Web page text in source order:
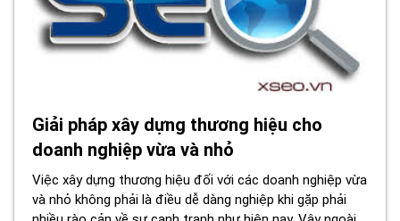
Giải pháp xây dựng thương hiệu cho
doanh nghiệp vừa và nhỏ
Việc xây dựng thương hiệu đối với các doanh nghiệp vừa
và nhỏ không phải là điều dễ dàng nghiệp khi gặp phải